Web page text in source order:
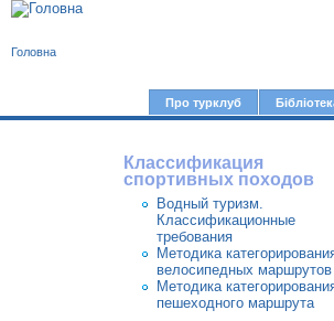
л
м
Про турклуб
Головна
Классификация
спортивных походов
Водный туризм.
Классификационные
требования
Методика
велосипедных маршрутов
Методика
пешеходного маршрута